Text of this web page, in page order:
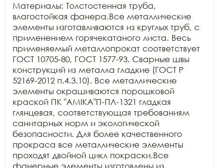
Материалы: Толстостенная труба,
влагостойкая фанера.Все металлические
элементы изготавливаются из круглых труб, с
применением горячекатаного листа. Весь
применяемый металлопрокат соответствует
ГОСТ 10705-80, ГОСТ 1577-93. Сварные швы
конструкций из металла гладкие (ГОСТ Р
52169-2012 п.4.3.10). Все металлические
элементы окрашиваются порошковой
краской ПК "АМIKA"П-ПЛ-1321 гладкая
глянцевая, соответствующая требованиям
санитарных норм и экологической
безопасности. Для более качественного
прокраса все металлические элементы
проходят двойной цикл покраски.Все
фанерные элементы изготовлены из